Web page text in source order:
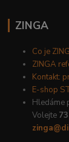
ZINGA
Co je
ZINGA
Kontakt:
E-shop
Hledáme
Volejte